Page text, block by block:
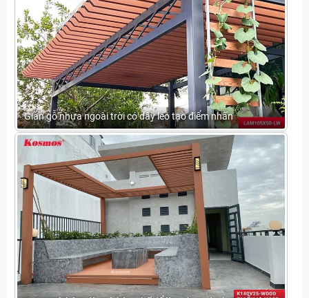
Giàn gỗ nhựa ngoài trời có dây leo tạo điểm nhấn